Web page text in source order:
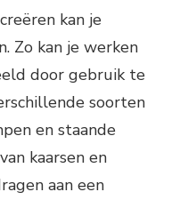
kan je
Zo kan je werken
door gebruik te
soorten
en staande
kaarsen en
aan een